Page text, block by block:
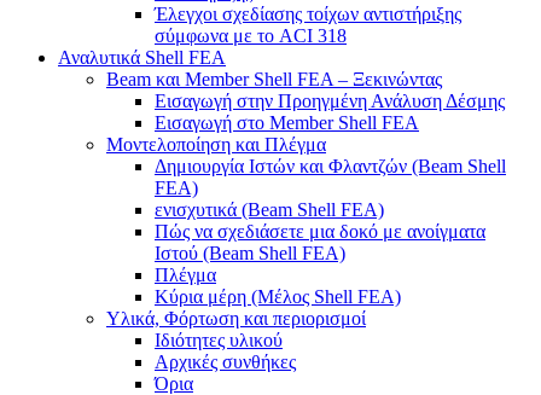
Έλεγχοι σχεδίασης τοίχων αντιστήριξης
σύμφωνα με το ACI 318
Αναλυτικά Shell FEA
Beam και Member Shell FEA – Ξεκινώντας
Εισαγωγή στην Προηγμένη Ανάλυση Δέσμης
Εισαγωγή στο Member Shell FEA
Μοντελοποίηση και Πλέγμα
Δημιουργία Ιστών και Φλαντζών (Beam Shell
FEA)
ενισχυτικά (Beam Shell FEA)
Πώς να σχεδιάσετε μια δοκό με ανοίγματα
Ιστού (Beam Shell FEA)
Πλέγμα
Κύρια μέρη (Μέλος Shell FEA)
Υλικά, Φόρτωση και περιορισμοί
Ιδιότητες υλικού
Αρχικές συνθήκες
Όρια